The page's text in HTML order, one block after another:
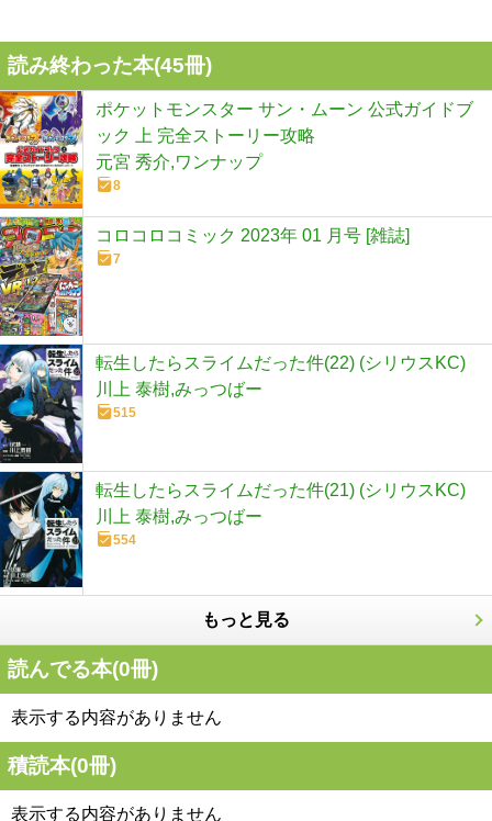
読み終わった本(45冊)
ポケットモンスター サン・ムーン 公式ガイドブ
ック 上 完全ストーリー攻略
元宮 秀介,ワンナップ
8
コロコロコミック 2023年 01 月号 [雑誌]
7
転生したらスライムだった件(22) (シリウスKC)
川上 泰樹,みっつばー
515
転生したらスライムだった件(21) (シリウスKC)
川上 泰樹,みっつばー
554
もっと見る
読んでる本(0冊)
表示する内容がありません
積読本(0冊)
表示する内容がありません